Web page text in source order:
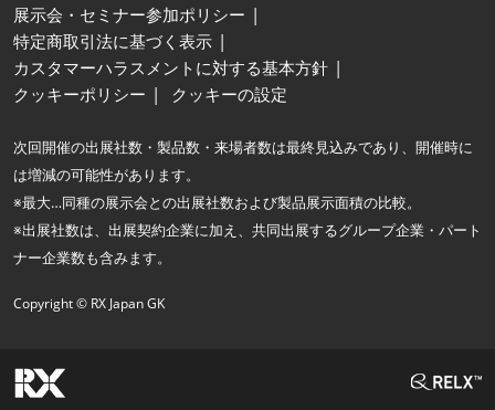
展示会・セミナー参加ポリシー
特定商取引法に基づく表示
カスタマーハラスメントに対する基本方針
クッキーポリシー
クッキーの設定
次回開催の出展社数・製品数・来場者数は最終見込みであり、開催時に
は増減の可能性があります。
※最大…同種の展示会との出展社数および製品展示面積の比較。
※出展社数は、出展契約企業に加え、共同出展するグループ企業・パート
ナー企業数も含みます。
Copyright © RX Japan GK